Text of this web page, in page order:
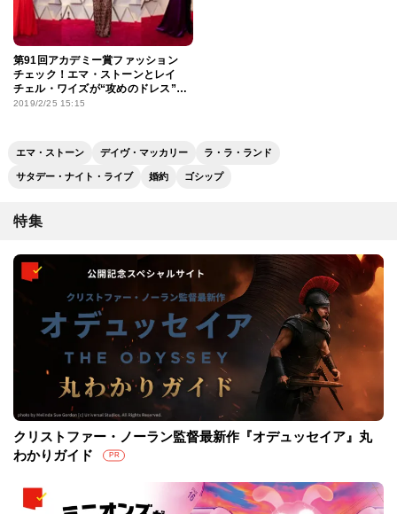
第91回アカデミー賞ファッション
チェック！エマ・ストーンとレイ
チェル・ワイズが“攻めのドレス”で
登場
2019/2/25 15:15
エマ・ストーン デイヴ・マッカリー ラ・ラ・ランド
サタデー・ナイト・ライブ 婚約 ゴシップ
特集
クリストファー・ノーラン監督最新作『オデュッセイア』丸
わかりガイド
PR